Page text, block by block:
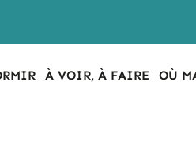
À VOIR, À FAIRE OÙ